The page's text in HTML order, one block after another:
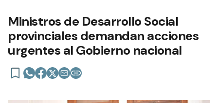
Ministros de Desarrollo Social
provinciales demandan acciones
urgentes al Gobierno nacional